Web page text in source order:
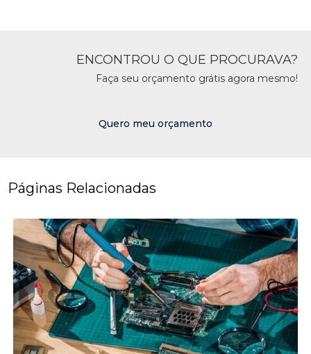
ENCONTROU O QUE PROCURAVA?
Faça seu orçamento grátis agora mesmo!
Quero meu orçamento
Páginas Relacionadas